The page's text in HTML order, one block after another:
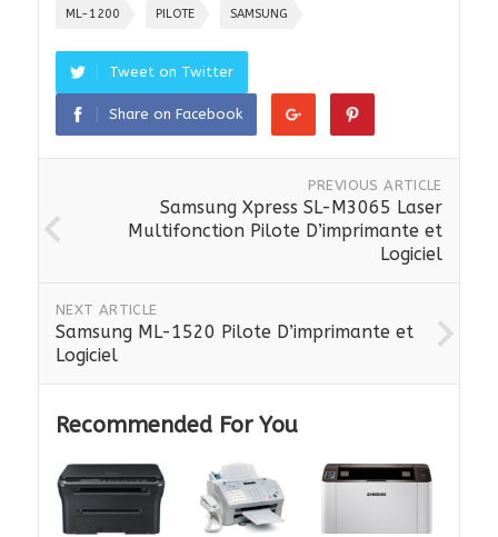
ML-1200 PILOTE SAMSUNG
Tweet on Twitter
Share on Facebook
PREVIOUS ARTICLE
Samsung Xpress SL-M3065 Laser
Multifonction Pilote D’imprimante et
Logiciel
NEXT ARTICLE
Samsung ML-1520 Pilote D’imprimante et
Logiciel
Recommended For You